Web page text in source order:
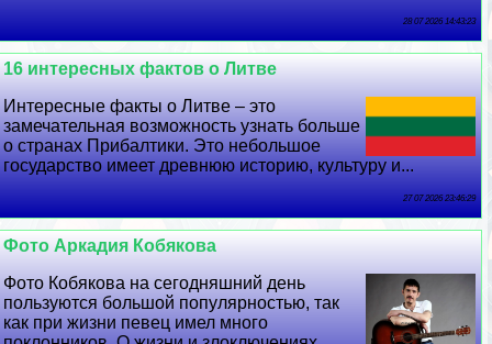
28 07 2026 14:43:23
16 интересных фактов о Литве
Интересные факты о Литве – это
замечательная возможность узнать больше
о странах Прибалтики. Это небольшое
государство имеет древнюю историю, культуру и...
27 07 2026 23:46:29
Фото Аркадия Кобякова
Фото Кобякова на сегодняшний день
пользуются большой популярностью, так
как при жизни певец имел много